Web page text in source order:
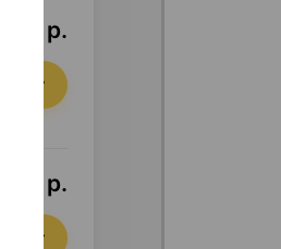
р.
0,85 р.